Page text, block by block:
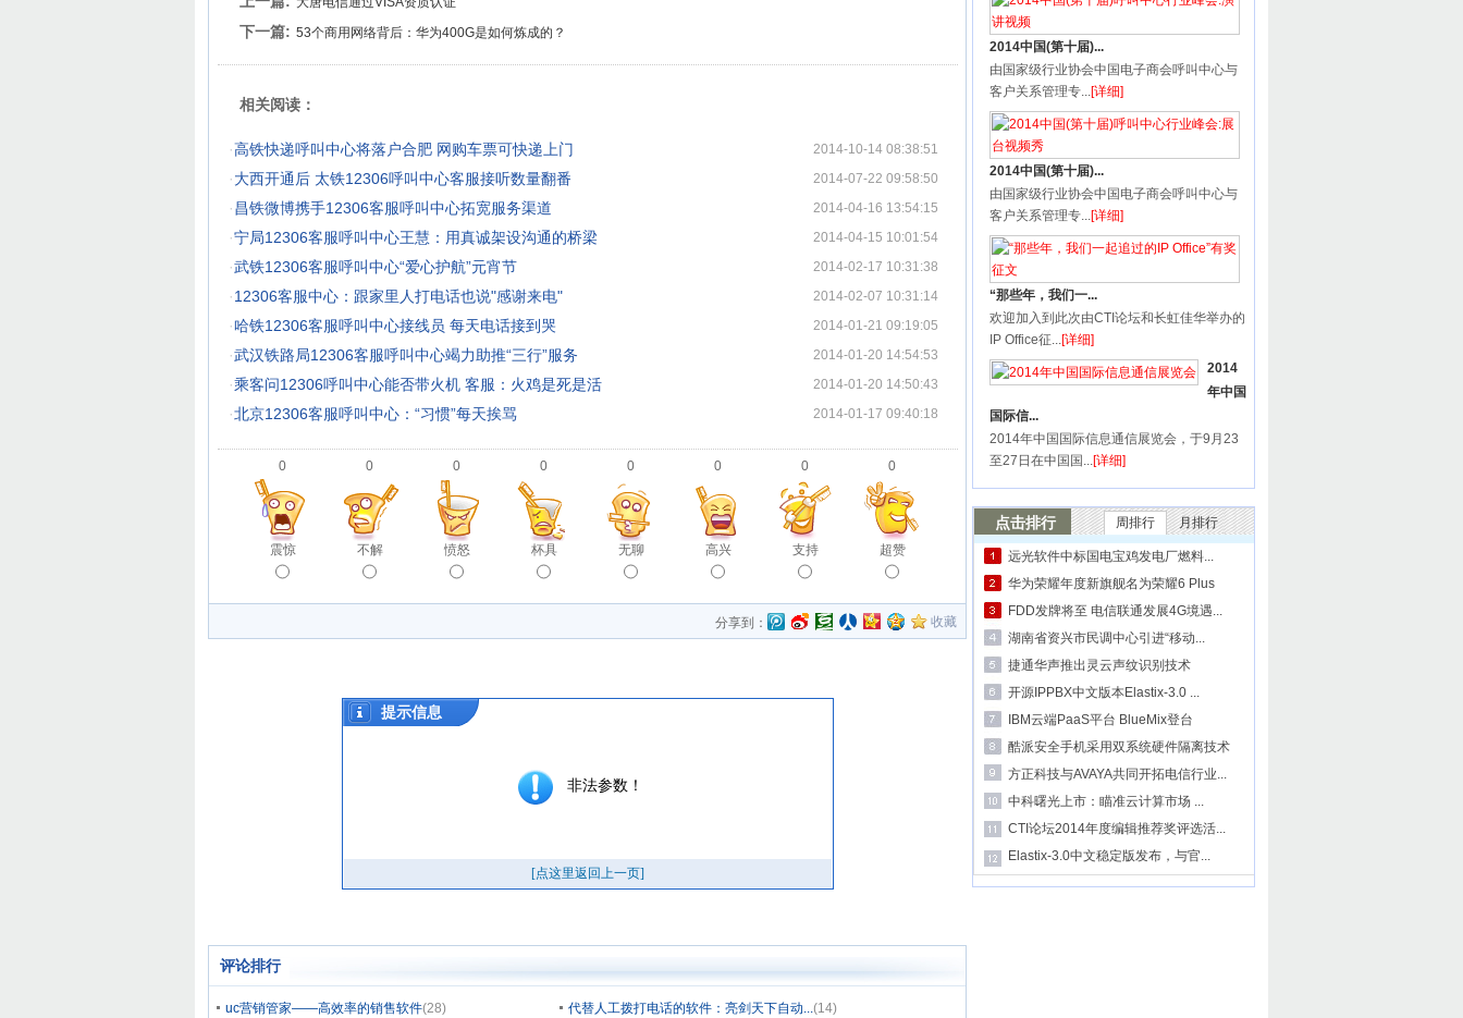
下一篇: 53个商用网络背后：华为400G是如何炼成的？
相关阅读：
·高铁快递呼叫中心将落户合肥 网购车票可快递上门 2014-10-14 08:38:51
·大西开通后 太铁12306呼叫中心客服接听数量翻番 2014-07-22 09:58:50
·昌铁微博携手12306客服呼叫中心拓宽服务渠道 2014-04-16 13:54:15
·宁局12306客服呼叫中心王慧：用真诚架设沟通的桥梁 2014-04-15 10:01:54
·武铁12306客服呼叫中心“爱心护航”元宵节 2014-02-17 10:31:38
·12306客服中心：跟家里人打电话也说"感谢来电" 2014-02-07 10:31:14
·哈铁12306客服呼叫中心接线员 每天电话接到哭 2014-01-21 09:19:05
·武汉铁路局12306客服呼叫中心竭力助推“三行”服务 2014-01-20 14:54:53
·乘客问12306呼叫中心能否带火机 客服：火鸡是死是活 2014-01-20 14:50:43
·北京12306客服呼叫中心：“习惯”每天挨骂 2014-01-17 09:40:18
0
震惊
0
不解
0
愤怒
0
杯具
0
无聊
0
高兴
0
支持
0
超赞
分享到： 收藏
评论排行
uc营销管家——高效率的销售软件(28) 代替人工拨打电话的软件：亮剑天下自动...(14)
2014中国(第十届)...
由国家级行业协会中国电子商会呼叫中心与
客户关系管理专...[详细]
2014中国(第十届)...
由国家级行业协会中国电子商会呼叫中心与
客户关系管理专...[详细]
“那些年，我们一...
欢迎加入到此次由CTI论坛和长虹佳华举办的
IP Office征...[详细]
2014
年中国
国际信...
2014年中国国际信息通信展览会，于9月23
至27日在中国国...[详细]
点击排行 周排行 月排行
远光软件中标国电宝鸡发电厂燃料...
华为荣耀年度新旗舰名为荣耀6 Plus
FDD发牌将至 电信联通发展4G境遇...
湖南省资兴市民调中心引进“移动...
捷通华声推出灵云声纹识别技术
开源IPPBX中文版本Elastix-3.0 ...
IBM云端PaaS平台 BlueMix登台
酷派安全手机采用双系统硬件隔离技术
方正科技与AVAYA共同开拓电信行业...
中科曙光上市：瞄准云计算市场 ...
CTI论坛2014年度编辑推荐奖评选活...
Elastix-3.0中文稳定版发布，与官...